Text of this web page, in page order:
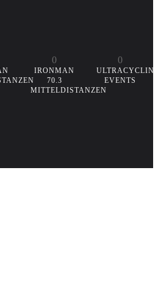
0
IRONMAN
70.3
MITTELDISTANZEN
0
EVENTS